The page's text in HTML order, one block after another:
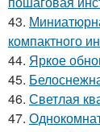
43.
компактного
44. Яркое
45.
46. Светлая
47.